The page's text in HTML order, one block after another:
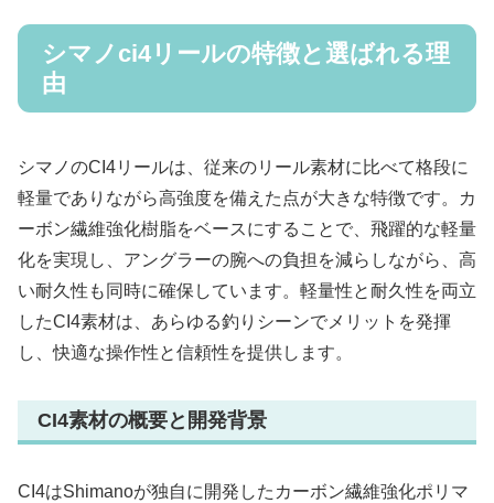
シマノci4リールの特徴と選ばれる理
由
シマノのCI4リールは、従来のリール素材に比べて格段に
軽量でありながら高強度を備えた点が大きな特徴です。カ
ーボン繊維強化樹脂をベースにすることで、飛躍的な軽量
化を実現し、アングラーの腕への負担を減らしながら、高
い耐久性も同時に確保しています。軽量性と耐久性を両立
したCI4素材は、あらゆる釣りシーンでメリットを発揮
し、快適な操作性と信頼性を提供します。
CI4素材の概要と開発背景
CI4はShimanoが独自に開発したカーボン繊維強化ポリマ